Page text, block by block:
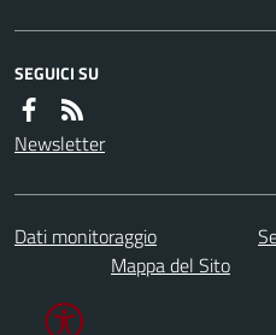
SEGUICI SU
Newsletter
Dati monitoraggio
Mappa del Sito